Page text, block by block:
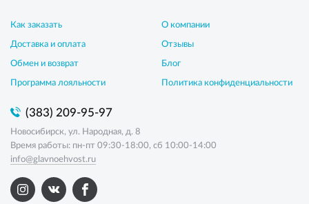
Как заказать
Доставка и оплата
Обмен и возврат
Программа лояльности
О компании
Отзывы
Блог
Политика конфиденциальности
(383) 209-95-97
Новосибирск, ул. Народная, д. 8
Время работы: пн-пт 09:30-18:00, сб 10:00-14:00
info@glavnoehvost.ru